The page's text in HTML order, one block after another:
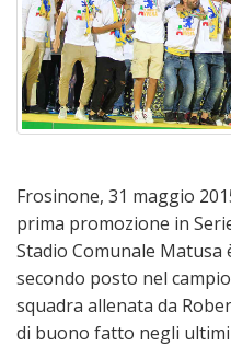
Frosinone, 31 maggio
prima promozione in
Stadio Comunale Matusa
secondo posto nel
squadra allenata da
di buono fatto negli